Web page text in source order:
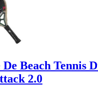
De Beach Tennis
2.0